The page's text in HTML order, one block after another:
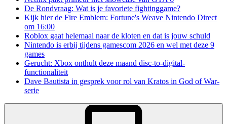
De Rondvraag: Wat is je favoriete fightinggame?
Kijk hier de Fire Emblem: Fortune's Weave Nintendo Direct
om 16:00
Roblox gaat helemaal naar de kloten en dat is jouw schuld
Nintendo is erbij tijdens gamescom 2026 en wel met deze 9
games
Gerucht: Xbox onthult deze maand disc-to-digital-
functionaliteit
Dave Bautista in gesprek voor rol van Kratos in God of War-
serie